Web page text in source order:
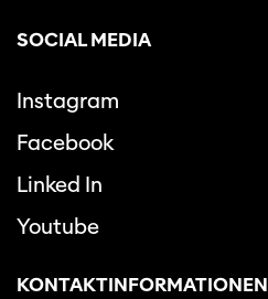
SOCIAL MEDIA
Instagram
Facebook
Linked In
Youtube
KONTAKTINFORMATIONEN